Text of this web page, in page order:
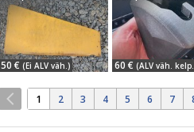
50 € (Ei ALV väh.) 60 € (ALV väh.
1 2 3 4 5 6 7